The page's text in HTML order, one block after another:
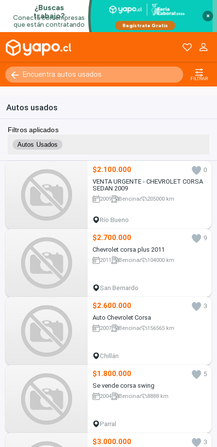
×
FILTRAR
Autos usados
Filtros aplicados
Autos Usados
$2.100.000
0
VENTA URGENTE - CHEVROLET CORSA
SEDAN 2009
2009 Bencina 205000 km
Río Bueno
$2.700.000
9
Chevrolet corsa plus 2011
2011 Bencina 104000 km
San Bernardo
$2.600.000
3
Auto Chevrolet Corsa
2007 Bencina 156565 km
Chillán
$1.800.000
5
Se vende corsa swing
2004 Bencina 8888 km
Parral
$3.000.000
3